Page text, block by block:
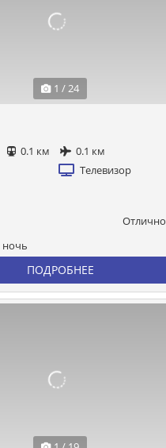
1 / 24
0.1 км
0.1 км
Телевизор
Отлично
ночь
ПОДРОБНЕЕ